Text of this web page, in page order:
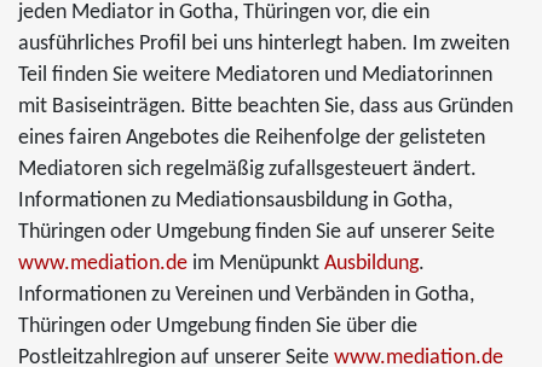
jeden Mediator in Gotha, Thüringen vor, die ein
ausführliches Profil bei uns hinterlegt haben. Im zweiten
Teil finden Sie weitere Mediatoren und Mediatorinnen
mit Basiseinträgen. Bitte beachten Sie, dass aus Gründen
eines fairen Angebotes die Reihenfolge der gelisteten
Mediatoren sich regelmäßig zufallsgesteuert ändert.
Informationen zu Mediationsausbildung in Gotha,
Thüringen oder Umgebung finden Sie auf unserer Seite
www.mediation.de im Menüpunkt Ausbildung.
Informationen zu Vereinen und Verbänden in Gotha,
Thüringen oder Umgebung finden Sie über die
Postleitzahlregion auf unserer Seite www.mediation.de